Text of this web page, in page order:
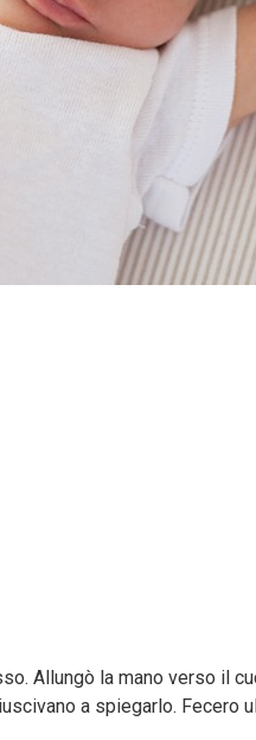
Allungò la mano verso il
a spiegarlo. Fecero